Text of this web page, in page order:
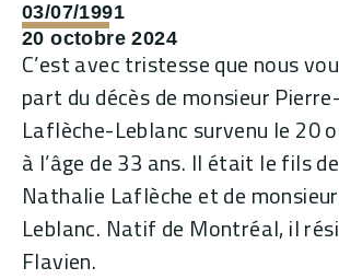
03/07/1991
20 octobre 2024
C’est avec tristesse que nous
part du décès de monsieur
Laflèche-Leblanc survenu le 20
à l’âge de 33 ans. Il était le fils
Nathalie Laflèche et de
Leblanc. Natif de Montréal, il
Flavien.